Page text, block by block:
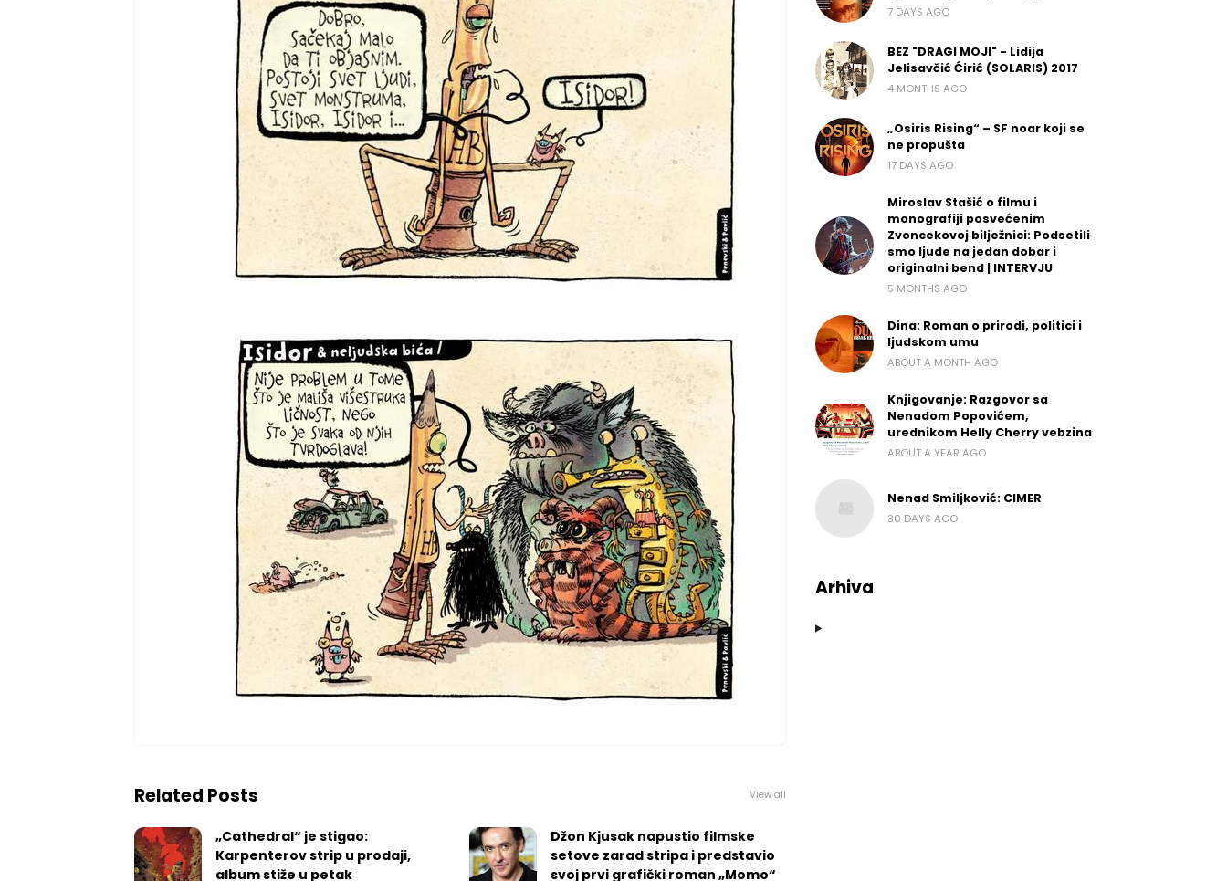
Related Posts View all
„Cathedral“ je stigao:
Karpenterov strip u prodaji,
album stiže u petak
Džon Kjusak napustio filmske
setove zarad stripa i predstavio
svoj prvi grafički roman „Momo“
7 DAYS AGO
BEZ "DRAGI MOJI" - Lidija
Jelisavčić Ćirić (SOLARIS) 2017
4 MONTHS AGO
„Osiris Rising“ – SF noar koji se
ne propušta
17 DAYS AGO
Miroslav Stašić o filmu i
monografiji posvećenim
Zvoncekovoj bilježnici: Podsetili
smo ljude na jedan dobar i
originalni bend | INTERVJU
5 MONTHS AGO
Dina: Roman o prirodi, politici i
ljudskom umu
ABOUT A MONTH AGO
Knjigovanje: Razgovor sa
Nenadom Popovićem,
urednikom Helly Cherry vebzina
ABOUT A YEAR AGO
Nenad Smiljković: CIMER
30 DAYS AGO
Arhiva